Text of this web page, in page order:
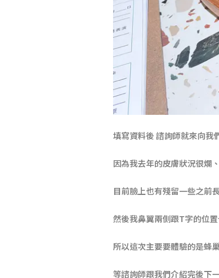
填寫資料後 諮詢師就來向我
因為我去年的皮膚狀況很爛
目前臉上也有殘留一些之前
然後我鼻翼兩側跟T字的位
所以這次主要要體驗的是蜂
等諮詢師跟我們介紹完後下